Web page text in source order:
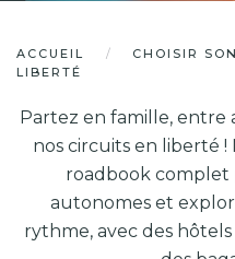
ACCUEIL CHOISIR
LIBERTÉ
Partez en famille, entre
nos circuits en liberté !
roadbook
autonomes et
rythme, avec des